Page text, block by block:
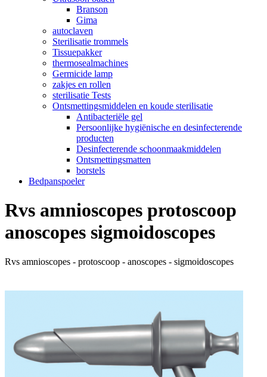
Branson
Gima
autoclaven
Sterilisatie trommels
Tissuepakker
thermosealmachines
Germicide lamp
zakjes en rollen
sterilisatie Tests
Ontsmettingsmiddelen en koude sterilisatie
Antibacteriële gel
Persoonlijke hygiënische en desinfecterende
producten
Desinfecterende schoonmaakmiddelen
Ontsmettingsmatten
borstels
Bedpanspoeler
Rvs amnioscopes protoscoop
anoscopes sigmoidoscopes
Rvs amnioscopes - protoscoop - anoscopes - sigmoidoscopes